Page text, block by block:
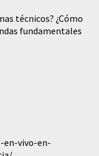
técnicos? ¿Cómo
fundamentales
vivo-en-